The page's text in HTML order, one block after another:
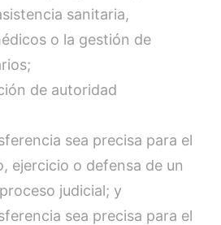
sanitaria,
o la gestión de
de autoridad
sea precisa para el
ejercicio o defensa de un
judicial; y
sea precisa para el